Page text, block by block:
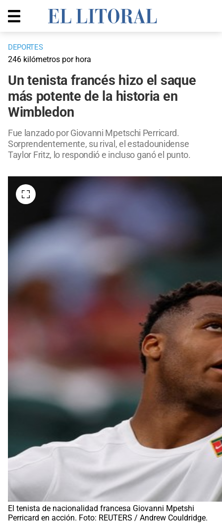
DEPORTES
246 kilómetros por hora
Un tenista francés hizo el saque
más potente de la historia en
Wimbledon
Fue lanzado por Giovanni Mpetschi Perricard.
Sorprendentemente, su rival, el estadounidense
Taylor Fritz, lo respondió e incluso ganó el punto.
El tenista de nacionalidad francesa Giovanni Mpetshi
Perricard en acción. Foto: REUTERS / Andrew Couldridge.